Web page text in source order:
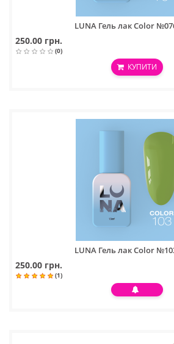
LUNA Гель лак Color
250.00 грн.
(0)
КУПИТИ
LUNA Гель лак Color
250.00 грн.
(1)